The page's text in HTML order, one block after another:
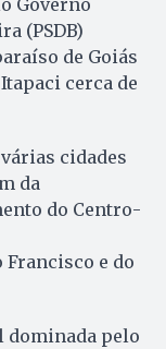
Governo
(PSDB)
de Goiás
cerca de
cidades
da
do Centro-
Francisco e do
dominada pelo